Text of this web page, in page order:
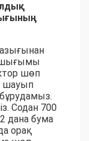
шығымы
шөп
шауып
Содан 700
дана бума
орақ